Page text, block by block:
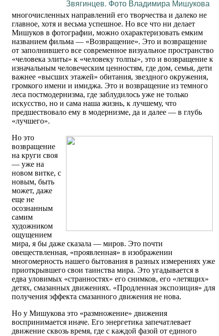
Звягинцев. Фото Владимира Мишукова
многочисленных направлений его творчества и далеко не
главное, хотя и весьма успешное. Но все что ни делает
Мишуков в фотографии, можно охарактеризовать емким
названием фильма — «Возвращение». Это и возвращение
от заполнившего все современное визуальное пространство
«человека элиты» к «человеку толпы», это и возвращение к
изначальным человеческим ценностям, где дом, семья, дети
важнее «высших этажей» обитания, звездного окружения,
громкого имени и имиджа. Это и возвращение из темного
леса постмодернизма, где заблудилось уже не только
искусство, но и сама наша жизнь, к лучшему, что
предшествовало ему в модернизме, да и далее — в глубь
«лучшего».
Но это
возвращение
на круги своя
— уже на
новом витке, с
новым, быть
может, даже
еще не
осознанным
самим
художником
ощущением
мира, я бы даже сказала — миров. Это почти
овеществленная, «проявленная» в изображении
многомерность нашего бытования в разных измерениях уже
приоткрывшего свои таинства мира. Это угадывается в
едва уловимых «странностях» его снимков, его «летящих»
детях, смазанных движениях. «Продленная экспозиция» для
получения эффекта смазанного движения не нова.
Но у Мишукова это «размножение» движения
воспринимается иначе. Его энергетика запечатлевает
движение сквозь время, где с каждой фазой от единого